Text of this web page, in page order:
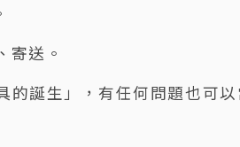
寄送。
的誕生」，有任何問題也可